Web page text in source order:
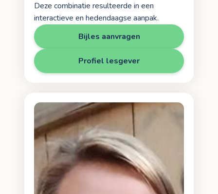
Deze combinatie resulteerde in een
interactieve en hedendaagse aanpak.
Bijles aanvragen
Profiel lesgever